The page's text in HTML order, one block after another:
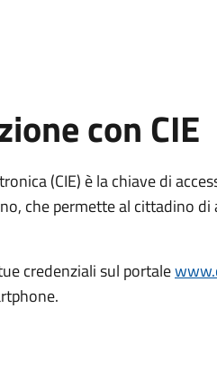
con CIE
(CIE) è la chiave di
che permette al cittadino
credenziali sul portale